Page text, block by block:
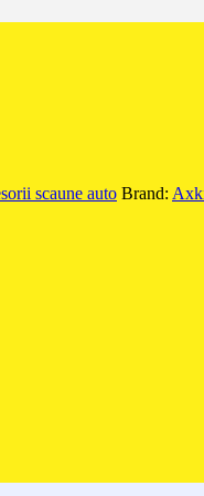
scaune auto Brand: